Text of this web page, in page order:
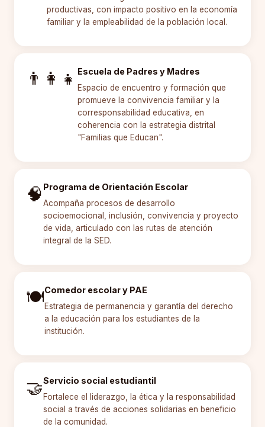
productivas, con impacto positivo en la economía
familiar y la empleabilidad de la población local.
👨‍👩‍👧 Escuela de Padres y Madres
Espacio de encuentro y formación que
promueve la convivencia familiar y la
corresponsabilidad educativa, en
coherencia con la estrategia distrital
"Familias que Educan".
🧠 Programa de Orientación Escolar
Acompaña procesos de desarrollo
socioemocional, inclusión, convivencia y proyecto
de vida, articulado con las rutas de atención
integral de la SED.
🍽️Comedor escolar y PAE
Estrategia de permanencia y garantía del derecho
a la educación para los estudiantes de la
institución.
🤝Servicio social estudiantil
Fortalece el liderazgo, la ética y la responsabilidad
social a través de acciones solidarias en beneficio
de la comunidad.